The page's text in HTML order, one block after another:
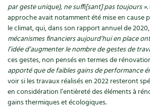
Archives
Carnets de saison
Compléments
Dossier4 saisons
par geste unique), ne suffi[sant] pas toujours »
approche avait notamment été mise en cause
le climat, qui, dans son rapport annuel de
mécanismes financiers aujourd’hui en place
l’idée d’augmenter le nombre de gestes de
ces gestes, non pensés en termes de
apporté que de faibles gains de performance
voir si les travaux réalisés en 2022 resteront
en considération l’entièreté des éléments à
gains thermiques et écologiques.